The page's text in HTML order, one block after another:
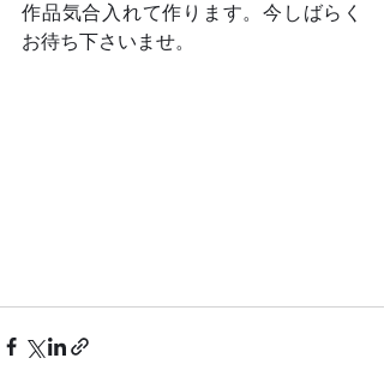
作品気合入れて作ります。今しばらく
お待ち下さいませ。